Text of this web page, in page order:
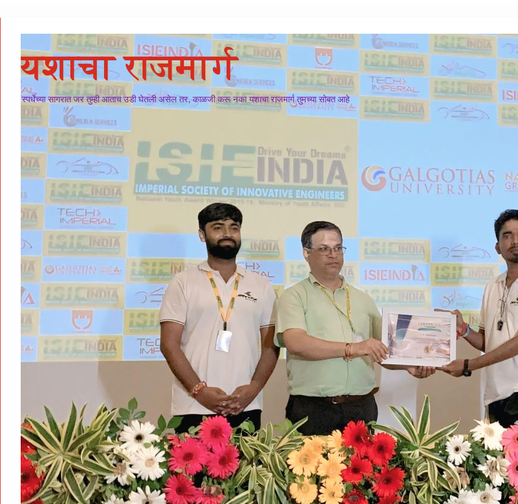
यशाचा राजमार्ग
स्पर्धेच्या सागरात जर तुम्ही आताच उडी घेतली असेल तर, काळजी करू नका यशाचा राजमार्ग तुमच्या सोबत आहे